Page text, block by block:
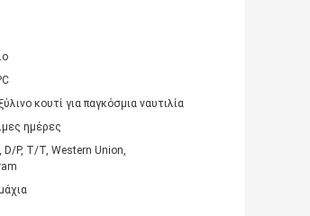
κουτί για παγκόσμια ναυτιλία
ημέρες
D/P, T/T, Western Union,